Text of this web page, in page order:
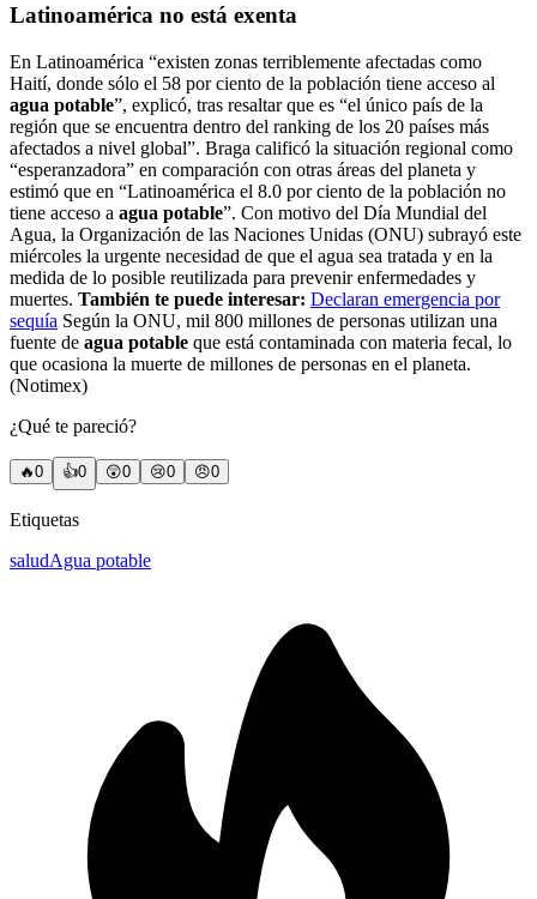
Latinoamérica no está exenta
En Latinoamérica “existen zonas terriblemente afectadas como
Haití, donde sólo el 58 por ciento de la población tiene acceso al
agua potable”, explicó, tras resaltar que es “el único país de la
región que se encuentra dentro del ranking de los 20 países más
afectados a nivel global”. Braga calificó la situación regional como
“esperanzadora” en comparación con otras áreas del planeta y
estimó que en “Latinoamérica el 8.0 por ciento de la población no
tiene acceso a agua potable”. Con motivo del Día Mundial del
Agua, la Organización de las Naciones Unidas (ONU) subrayó este
miércoles la urgente necesidad de que el agua sea tratada y en la
medida de lo posible reutilizada para prevenir enfermedades y
muertes. También te puede interesar: Declaran emergencia por
sequía Según la ONU, mil 800 millones de personas utilizan una
fuente de agua potable que está contaminada con materia fecal, lo
que ocasiona la muerte de millones de personas en el planeta.
(Notimex)
¿Qué te pareció?
🔥0 👍0 😲0 😢0 😠0
Etiquetas
saludAgua potable